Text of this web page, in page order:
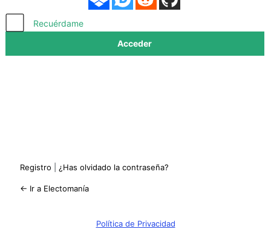
Recuérdame
Registro ¿Has olvidado la contraseña?
← Ir a Electomanía
Política de Privacidad